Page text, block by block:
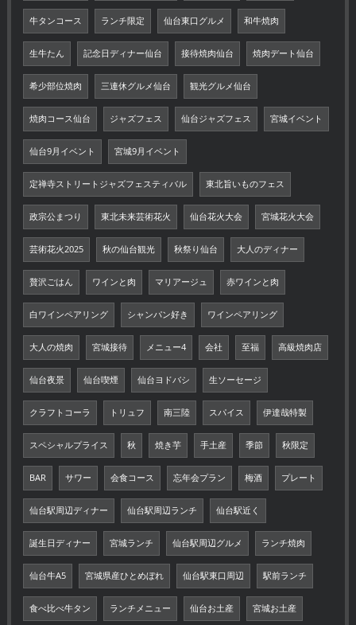
牛タンコース ランチ限定 仙台東口グルメ 和牛焼肉
生牛たん 記念日ディナー仙台 接待焼肉仙台 焼肉デート仙台
希少部位焼肉 三連休グルメ仙台 観光グルメ仙台
焼肉コース仙台 ジャズフェス 仙台ジャズフェス 宮城イベント
仙台9月イベント 宮城9月イベント
定禅寺ストリートジャズフェスティバル 東北旨いものフェス
政宗公まつり 東北未来芸術花火 仙台花火大会 宮城花火大会
芸術花火2025 秋の仙台観光 秋祭り仙台 大人のディナー
贅沢ごはん ワインと肉 マリアージュ 赤ワインと肉
白ワインペアリング シャンパン好き ワインペアリング
大人の焼肉 宮城接待 メニュー4 会社 至福 高級焼肉店
仙台夜景 仙台喫煙 仙台ヨドバシ 生ソーセージ
クラフトコーラ トリュフ 南三陸 スパイス 伊達哉特製
スペシャルプライス 秋 焼き芋 手土産 季節 秋限定
BAR サワー 会食コース 忘年会プラン 梅酒 プレート
仙台駅周辺ディナー 仙台駅周辺ランチ 仙台駅近く
誕生日ディナー 宮城ランチ 仙台駅周辺グルメ ランチ焼肉
仙台牛A5 宮城県産ひとめぼれ 仙台駅東口周辺 駅前ランチ
食べ比べ牛タン ランチメニュー 仙台お土産 宮城お土産